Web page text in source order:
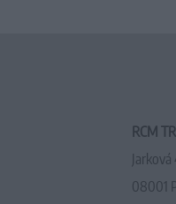
RCM
Jarková
08001